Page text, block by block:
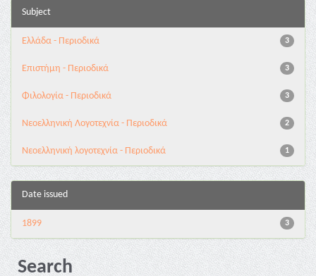
Subject
3
Ελλάδα - Περιοδικά
3
Επιστήμη - Περιοδικά
3
Φιλολογία - Περιοδικά
2
Νεοελληνική Λογοτεχνία - Περιοδικά
1
Νεοελληνική λογοτεχνία - Περιοδικά
Date issued
3
1899
Search